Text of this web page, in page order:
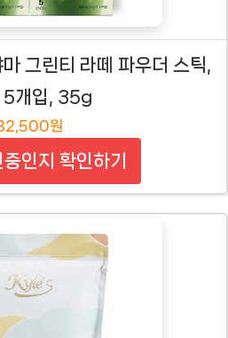
그린티 라떼 파우더 스틱,
5개입, 35g
원
인지 확인하기